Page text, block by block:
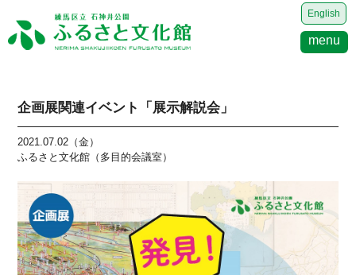
English
menu
企画展関連イベント「展示解説会」
2021.07.02（金）
ふるさと文化館（多目的会議室）